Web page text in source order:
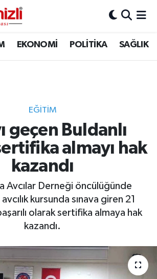
EKONOMİ POLİTİKA SAĞLIK
EĞİTİM
geçen Buldanlı
almayı hak
kazandı
Avcılar Derneği öncülüğünde
kursunda sınava giren 21
olarak sertifika almaya hak
kazandı.
Eczaneler
Haberleri